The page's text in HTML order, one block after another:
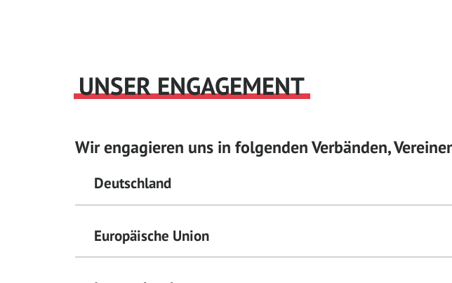
UNSER ENGAGEMENT
Wir engagieren uns in folgenden Verbänden,
Deutschland
Europäische Union